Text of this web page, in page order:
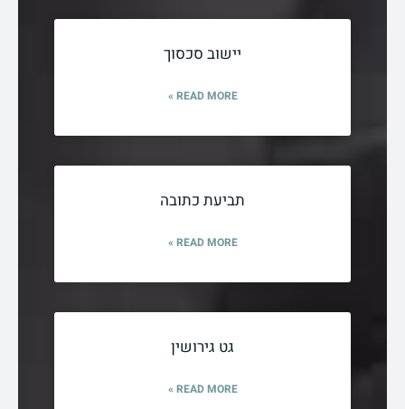
יישוב סכסוך
READ MORE »
תביעת כתובה
READ MORE »
גט גירושין
READ MORE »